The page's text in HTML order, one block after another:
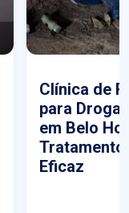
Clínica de
para
em Belo
Tratamento
Eficaz